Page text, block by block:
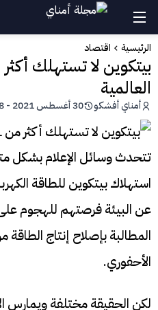
الرئيسية اقتصاد
العالمية
أمناي أفشكو 30 أغسطس 2021 - 17:28
تتحدث وسائل الإعلام بشكل
استهلاك بيتكوين للطاقة
عن البيئة فرصتهم للهجوم
المطالبة بإصلاح إنتاج
الأحفوري.
لكن الحقيقة مختلفة ويمارس